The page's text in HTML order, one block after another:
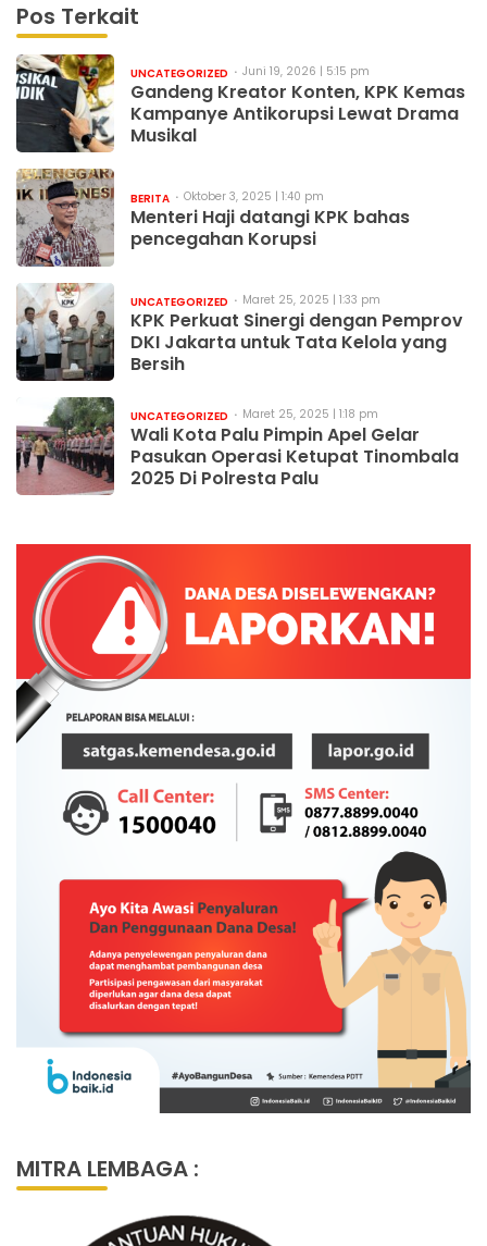
Pos Terkait
UNCATEGORIZED Juni 19, 2026 | 5:15 pm
Gandeng Kreator Konten, KPK Kemas
Kampanye Antikorupsi Lewat Drama
Musikal
BERITA Oktober 3, 2025 | 1:40 pm
Menteri Haji datangi KPK bahas
pencegahan Korupsi
UNCATEGORIZED Maret 25, 2025 | 1:33 pm
KPK Perkuat Sinergi dengan Pemprov
DKI Jakarta untuk Tata Kelola yang
Bersih
UNCATEGORIZED Maret 25, 2025 | 1:18 pm
Wali Kota Palu Pimpin Apel Gelar
Pasukan Operasi Ketupat Tinombala
2025 Di Polresta Palu
MITRA LEMBAGA :